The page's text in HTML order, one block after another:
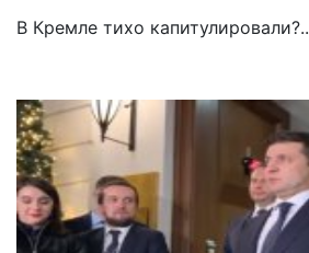
В Кремле тихо капитулировали?..